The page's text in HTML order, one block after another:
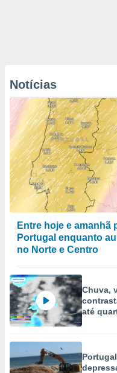
Notícias
Entre hoje e amanhã
Portugal enquanto
no Norte e Centro
Chuva,
até